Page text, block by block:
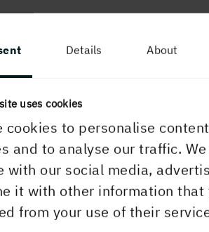
Details About
uses cookies
cookies to personalise
and to analyse our traffic.
with our social media,
it with other information that
from your use of their
2020